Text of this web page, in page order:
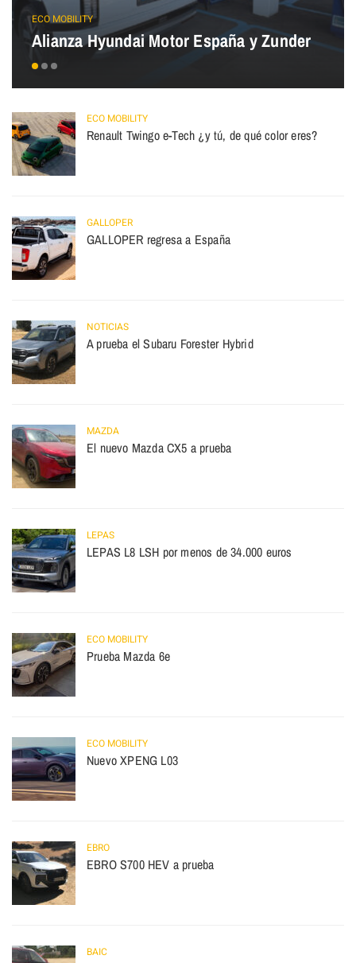
ECO MOBILITY
Alianza Hyundai Motor España y Zunder
ECO MOBILITY
Renault Twingo e-Tech ¿y tú, de qué color eres?
GALLOPER
GALLOPER regresa a España
NOTICIAS
A prueba el Subaru Forester Hybrid
MAZDA
El nuevo Mazda CX5 a prueba
LEPAS
LEPAS L8 LSH por menos de 34.000 euros
ECO MOBILITY
Prueba Mazda 6e
ECO MOBILITY
Nuevo XPENG L03
EBRO
EBRO S700 HEV a prueba
BAIC